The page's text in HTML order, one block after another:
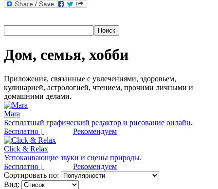
Дом, семья, хобби
Приложения, связанные с увлечениями, здоровьем,
кулинарией, астрологией, чтением, прочими личными и
домашними делами.
Mara
Бесплатный графический редактор и рисование онлайн.
Бесплатно |
Рекомендуем
Click & Relax
Успокаивающие звуки и сцены природы.
Бесплатно |
Рекомендуем
Сортировать по:
Вид: